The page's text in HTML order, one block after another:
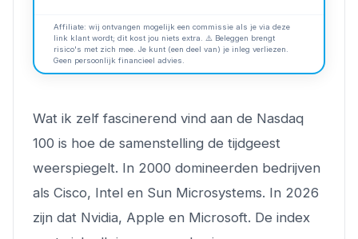
Affiliate: wij ontvangen mogelijk een commissie als je via deze
link klant wordt; dit kost jou niets extra. ⚠️ Beleggen brengt
risico's met zich mee. Je kunt (een deel van) je inleg verliezen.
Geen persoonlijk financieel advies.
Wat ik zelf fascinerend vind aan de Nasdaq
100 is hoe de samenstelling de tijdgeest
weerspiegelt. In 2000 domineerden bedrijven
als Cisco, Intel en Sun Microsystems. In 2026
zijn dat Nvidia, Apple en Microsoft. De index